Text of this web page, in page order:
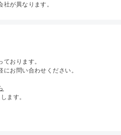
が異なります。
おります。
お問い合わせください。
ます。